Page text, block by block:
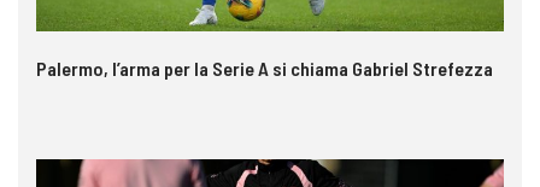
Palermo, l’arma per la Serie A si chiama Gabriel Strefezza